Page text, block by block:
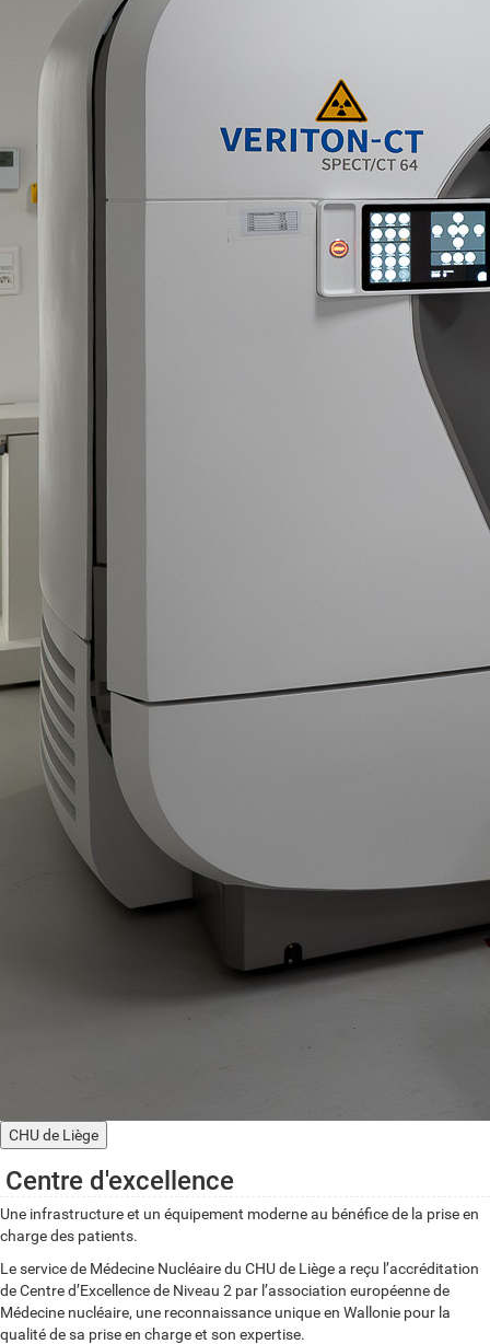
CHU de Liège
Centre d'excellence
Une infrastructure et un équipement moderne au bénéfice de la prise en
charge des patients.
Le service de Médecine Nucléaire du CHU de Liège a reçu l’accréditation
de Centre d’Excellence de Niveau 2 par l’association européenne de
Médecine nucléaire, une reconnaissance unique en Wallonie pour la
qualité de sa prise en charge et son expertise.